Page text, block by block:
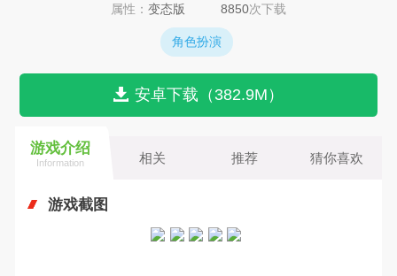
属性： 变态版 8850次下载
角色扮演
安卓下载（382.9M）
游戏介绍
Information 相关 推荐 猜你喜欢
游戏截图